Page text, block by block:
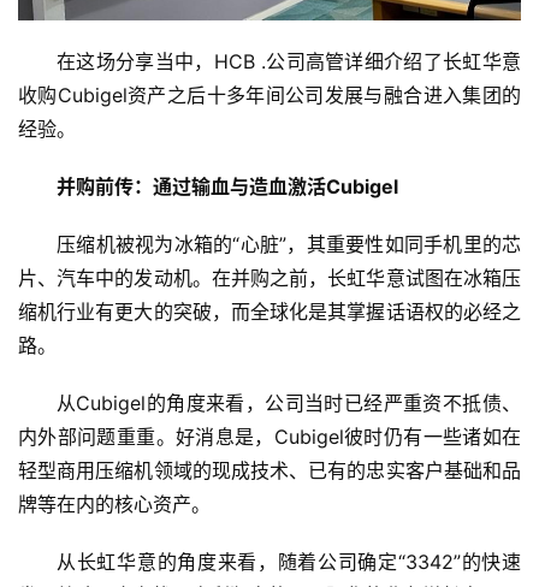
首
页
商
业
在这场分享当中，HCB .公司高管详细介绍了长虹华意
收购Cubigel资产之后十多年间公司发展与融合进入集团的
经验。
并购前传：通过输血与造血激活Cubigel
压缩机被视为冰箱的“心脏”，其重要性如同手机里的芯
片、汽车中的发动机。在并购之前，长虹华意试图在冰箱压
缩机行业有更大的突破，而全球化是其掌握话语权的必经之
路。
从Cubigel的角度来看，公司当时已经严重资不抵债、
内外部问题重重。好消息是，Cubigel彼时仍有一些诸如在
轻型商用压缩机领域的现成技术、已有的忠实客户基础和品
牌等在内的核心资产。
从长虹华意的角度来看，随着公司确定“3342”的快速